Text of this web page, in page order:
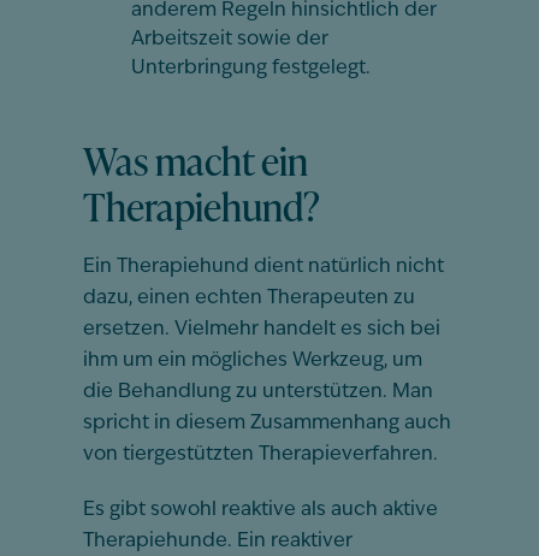
anderem Regeln hinsichtlich der
Arbeitszeit sowie der
Unterbringung festgelegt.
Was macht ein
Therapiehund?
Ein Therapiehund dient natürlich nicht
dazu, einen echten Therapeuten zu
ersetzen. Vielmehr handelt es sich bei
ihm um ein mögliches Werkzeug, um
die Behandlung zu unterstützen. Man
spricht in diesem Zusammenhang auch
von tiergestützten Therapieverfahren.
Es gibt sowohl reaktive als auch aktive
Therapiehunde. Ein reaktiver